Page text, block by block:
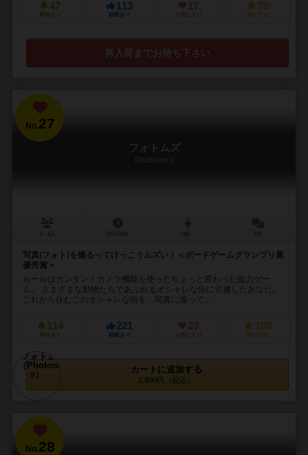
47
興味あり
113
経験あり
17
お気に入り
70
持ってる
再入荷までお待ち下さい
No.27
フォトムズ
Photome's
写真(フォト)を撮るってけっこうムズい！＜ボードゲームグランプリ最
優秀賞＞
ルールはカンタン！カメラ機能を使ったちょっと変わった協力ゲー
ム。 さまざまな動物たちであぶれるオシャレな街に引越したあなた。
これから住むこのオシャレな街を、写真に撮って...
114
興味あり
221
経験あり
23
お気に入り
188
持ってる
カートに追加する
2,800円（税込）
No.28